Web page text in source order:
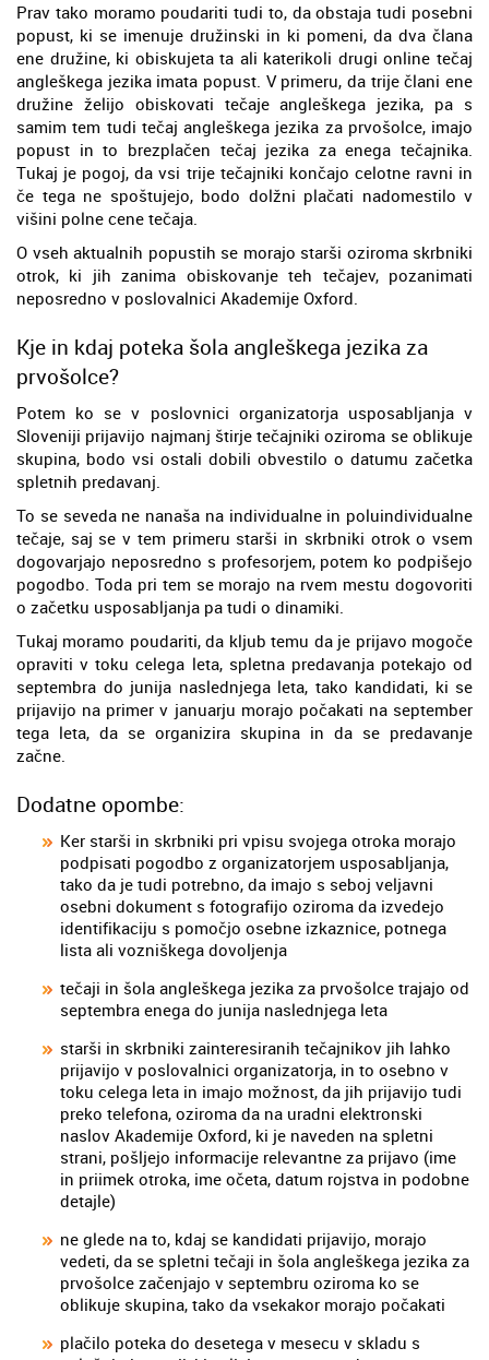
Prav tako moramo poudariti tudi to, da obstaja tudi posebni
popust, ki se imenuje družinski in ki pomeni, da dva člana
ene družine, ki obiskujeta ta ali katerikoli drugi online tečaj
angleškega jezika imata popust. V primeru, da trije člani ene
družine želijo obiskovati tečaje angleškega jezika, pa s
samim tem tudi tečaj angleškega jezika za prvošolce, imajo
popust in to brezplačen tečaj jezika za enega tečajnika.
Tukaj je pogoj, da vsi trije tečajniki končajo celotne ravni in
če tega ne spoštujejo, bodo dolžni plačati nadomestilo v
višini polne cene tečaja.
O vseh aktualnih popustih se morajo starši oziroma skrbniki
otrok, ki jih zanima obiskovanje teh tečajev, pozanimati
neposredno v poslovalnici Akademije Oxford.
Kje in kdaj poteka šola angleškega jezika za
prvošolce?
Potem ko se v poslovnici organizatorja usposabljanja v
Sloveniji prijavijo najmanj štirje tečajniki oziroma se oblikuje
skupina, bodo vsi ostali dobili obvestilo o datumu začetka
spletnih predavanj.
To se seveda ne nanaša na individualne in poluindividualne
tečaje, saj se v tem primeru starši in skrbniki otrok o vsem
dogovarjajo neposredno s profesorjem, potem ko podpišejo
pogodbo. Toda pri tem se morajo na rvem mestu dogovoriti
o začetku usposabljanja pa tudi o dinamiki.
Tukaj moramo poudariti, da kljub temu da je prijavo mogoče
opraviti v toku celega leta, spletna predavanja potekajo od
septembra do junija naslednjega leta, tako kandidati, ki se
prijavijo na primer v januarju morajo počakati na september
tega leta, da se organizira skupina in da se predavanje
začne.
Dodatne opombe:
Ker starši in skrbniki pri vpisu svojega otroka morajo
podpisati pogodbo z organizatorjem usposabljanja,
tako da je tudi potrebno, da imajo s seboj veljavni
osebni dokument s fotografijo oziroma da izvedejo
identifikaciju s pomočjo osebne izkaznice, potnega
lista ali vozniškega dovoljenja
tečaji in šola angleškega jezika za prvošolce trajajo od
septembra enega do junija naslednjega leta
starši in skrbniki zainteresiranih tečajnikov jih lahko
prijavijo v poslovalnici organizatorja, in to osebno v
toku celega leta in imajo možnost, da jih prijavijo tudi
preko telefona, oziroma da na uradni elektronski
naslov Akademije Oxford, ki je naveden na spletni
strani, pošljejo informacije relevantne za prijavo (ime
in priimek otroka, ime očeta, datum rojstva in podobne
detajle)
ne glede na to, kdaj se kandidati prijavijo, morajo
vedeti, da se spletni tečaji in šola angleškega jezika za
prvošolce začenjajo v septembru oziroma ko se
oblikuje skupina, tako da vsekakor morajo počakati
plačilo poteka do desetega v mesecu v skladu s